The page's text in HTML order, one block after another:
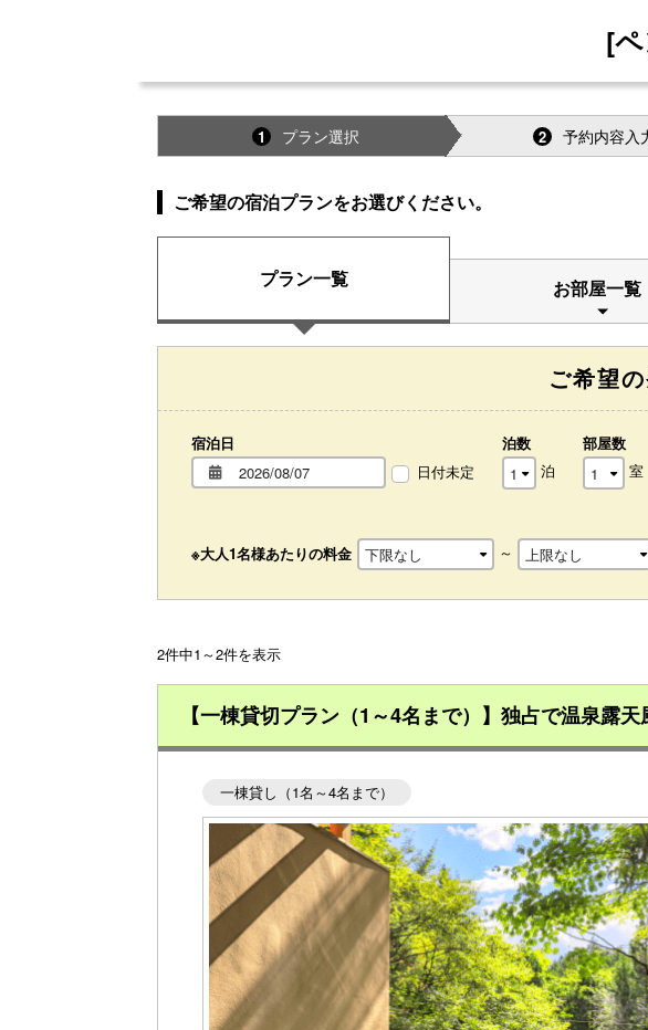
[
1 プラン選択 2 予約内容入
ご希望の宿泊プランをお選びください。
プラン一覧 お部屋一覧
ご希望
宿泊日
日付未定
泊数
泊
部屋数
室
※大人1名様あたりの料金 ～
2件中1～2件を表示
【一棟貸切プラン（1～4名まで）】独占で温泉露
一棟貸し（1名～4名まで）